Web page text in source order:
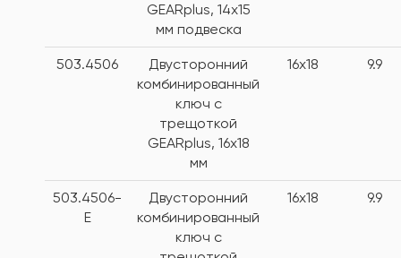
GEARplus, 14х15
мм подвеска
503.4506
Двусторонний
комбинированный
ключ с
трещоткой
GEARplus, 16х18
мм
16x18 9.9
503.4506-
E
Двусторонний
комбинированный
ключ с
16x18 9.9